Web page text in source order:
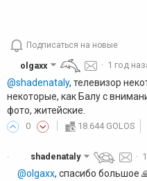
Подписаться на новые
olgaxx · 1 год
@shadenataly, телевизор
некоторые, как Балу с
фото, житейские.
0 18.644 GOLOS
· shadenataly ·
@olgaxx, спасибо большое